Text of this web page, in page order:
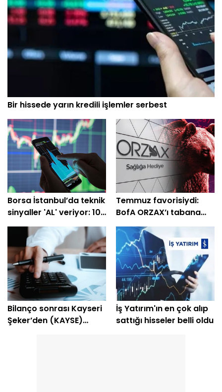
Bir hissede yarın kredili işlemler serbest
Borsa İstanbul’da teknik
sinyaller 'AL' veriyor: 10
hisselik dev liste
Temmuz favorisiydi:
BofA ORZAX’ı tabana
çekti
Bilanço sonrası Kayseri
Şeker’den (KAYSE)
İş Yatırım'ın en çok alıp
sattığı hisseler belli oldu